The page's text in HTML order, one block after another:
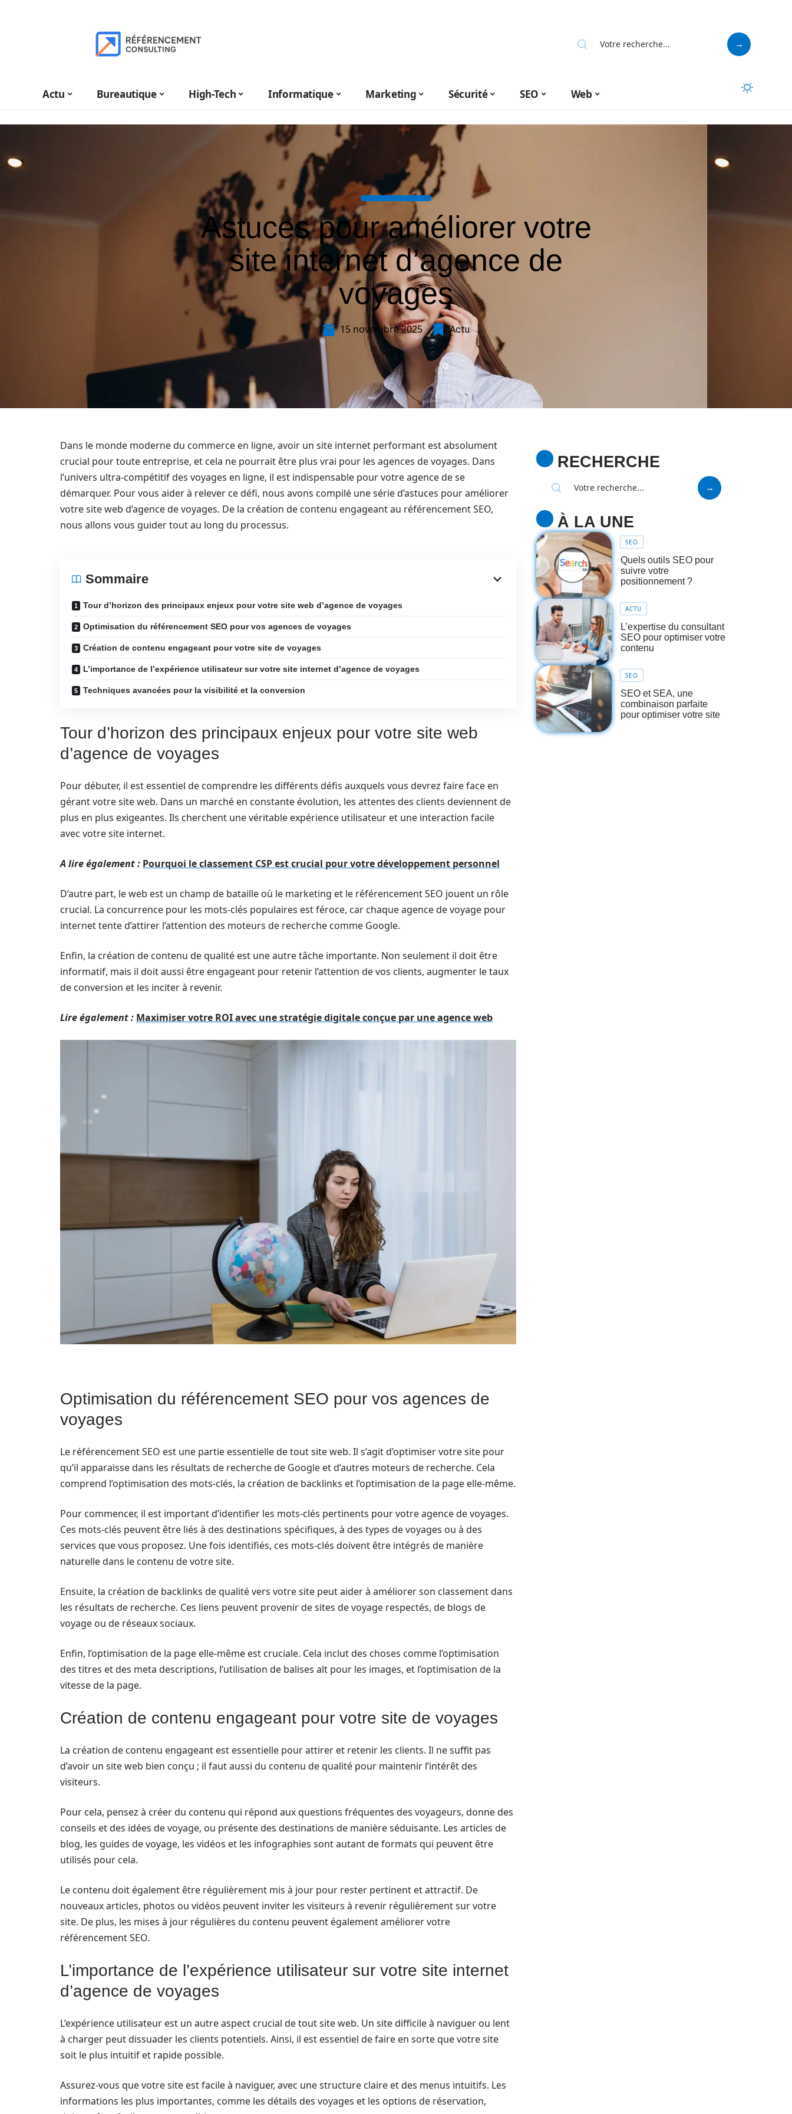
Actu Bureautique High-Tech Informatique Marketing Sécurité SEO Web
Astuces pour améliorer votre
site internet d’agence de
voyages
15 novembre 2025 Actu
Dans le monde moderne du commerce en ligne, avoir un site internet performant est absolument
crucial pour toute entreprise, et cela ne pourrait être plus vrai pour les agences de voyages. Dans
l’univers ultra-compétitif des voyages en ligne, il est indispensable pour votre agence de se
démarquer. Pour vous aider à relever ce défi, nous avons compilé une série d’astuces pour améliorer
votre site web d’agence de voyages. De la création de contenu engageant au référencement SEO,
nous allons vous guider tout au long du processus.
Sommaire
Tour d’horizon des principaux enjeux pour votre site web d’agence de voyages
Optimisation du référencement SEO pour vos agences de voyages
Création de contenu engageant pour votre site de voyages
L’importance de l’expérience utilisateur sur votre site internet d’agence de voyages
Techniques avancées pour la visibilité et la conversion
Tour d’horizon des principaux enjeux pour votre site web
d’agence de voyages
Pour débuter, il est essentiel de comprendre les différents défis auxquels vous devrez faire face en
gérant votre site web. Dans un marché en constante évolution, les attentes des clients deviennent de
plus en plus exigeantes. Ils cherchent une véritable expérience utilisateur et une interaction facile
avec votre site internet.
A lire également : Pourquoi le classement CSP est crucial pour votre développement personnel
D’autre part, le web est un champ de bataille où le marketing et le référencement SEO jouent un rôle
crucial. La concurrence pour les mots-clés populaires est féroce, car chaque agence de voyage pour
internet tente d’attirer l’attention des moteurs de recherche comme Google.
Enfin, la création de contenu de qualité est une autre tâche importante. Non seulement il doit être
informatif, mais il doit aussi être engageant pour retenir l’attention de vos clients, augmenter le taux
de conversion et les inciter à revenir.
Lire également : Maximiser votre ROI avec une stratégie digitale conçue par une agence web
Optimisation du référencement SEO pour vos agences de
voyages
Le référencement SEO est une partie essentielle de tout site web. Il s’agit d’optimiser votre site pour
qu’il apparaisse dans les résultats de recherche de Google et d’autres moteurs de recherche. Cela
comprend l’optimisation des mots-clés, la création de backlinks et l’optimisation de la page elle-même.
Pour commencer, il est important d’identifier les mots-clés pertinents pour votre agence de voyages.
Ces mots-clés peuvent être liés à des destinations spécifiques, à des types de voyages ou à des
services que vous proposez. Une fois identifiés, ces mots-clés doivent être intégrés de manière
naturelle dans le contenu de votre site.
Ensuite, la création de backlinks de qualité vers votre site peut aider à améliorer son classement dans
les résultats de recherche. Ces liens peuvent provenir de sites de voyage respectés, de blogs de
voyage ou de réseaux sociaux.
Enfin, l’optimisation de la page elle-même est cruciale. Cela inclut des choses comme l’optimisation
des titres et des meta descriptions, l’utilisation de balises alt pour les images, et l’optimisation de la
vitesse de la page.
Création de contenu engageant pour votre site de voyages
La création de contenu engageant est essentielle pour attirer et retenir les clients. Il ne suffit pas
d’avoir un site web bien conçu ; il faut aussi du contenu de qualité pour maintenir l’intérêt des
visiteurs.
Pour cela, pensez à créer du contenu qui répond aux questions fréquentes des voyageurs, donne des
conseils et des idées de voyage, ou présente des destinations de manière séduisante. Les articles de
blog, les guides de voyage, les vidéos et les infographies sont autant de formats qui peuvent être
utilisés pour cela.
Le contenu doit également être régulièrement mis à jour pour rester pertinent et attractif. De
nouveaux articles, photos ou vidéos peuvent inviter les visiteurs à revenir régulièrement sur votre
site. De plus, les mises à jour régulières du contenu peuvent également améliorer votre
référencement SEO.
L’importance de l’expérience utilisateur sur votre site internet
d’agence de voyages
L’expérience utilisateur est un autre aspect crucial de tout site web. Un site difficile à naviguer ou lent
à charger peut dissuader les clients potentiels. Ainsi, il est essentiel de faire en sorte que votre site
soit le plus intuitif et rapide possible.
Assurez-vous que votre site est facile à naviguer, avec une structure claire et des menus intuitifs. Les
informations les plus importantes, comme les détails des voyages et les options de réservation,
RECHERCHE
À LA UNE
SEO
Quels outils SEO pour
suivre votre
positionnement ?
ACTU
L’expertise du consultant
SEO pour optimiser votre
contenu
SEO
SEO et SEA, une
combinaison parfaite
pour optimiser votre site